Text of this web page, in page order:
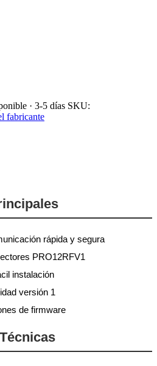
· 3-5 días SKU:
fabricante
rápida y segura
PRO12RFV1
instalación
versión 1
de firmware